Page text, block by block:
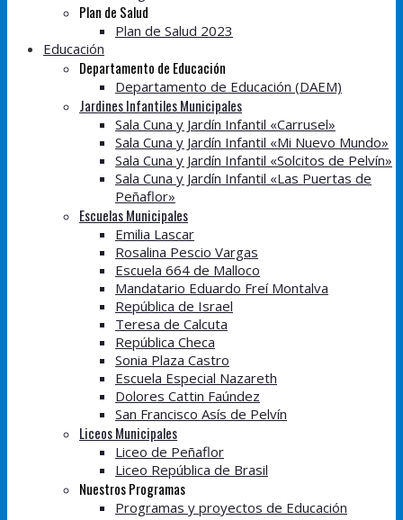
Plan de Salud
Plan de Salud 2023
Educación
Departamento de Educación
Departamento de Educación (DAEM)
Jardines Infantiles Municipales
Sala Cuna y Jardín Infantil «Carrusel»
Sala Cuna y Jardín Infantil «Mi Nuevo Mundo»
Sala Cuna y Jardín Infantil «Solcitos de Pelvín»
Sala Cuna y Jardín Infantil «Las Puertas de
Peñaflor»
Escuelas Municipales
Emilia Lascar
Rosalina Pescio Vargas
Escuela 664 de Malloco
Mandatario Eduardo Freí Montalva
República de Israel
Teresa de Calcuta
República Checa
Sonia Plaza Castro
Escuela Especial Nazareth
Dolores Cattin Faúndez
San Francisco Asís de Pelvín
Liceos Municipales
Liceo de Peñaflor
Liceo República de Brasil
Nuestros Programas
Programas y proyectos de Educación